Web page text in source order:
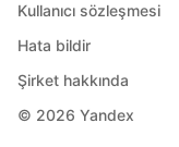
© 2026 Yandex
Kullanıcı sözleşmesi
Hata bildir
Şirket hakkında